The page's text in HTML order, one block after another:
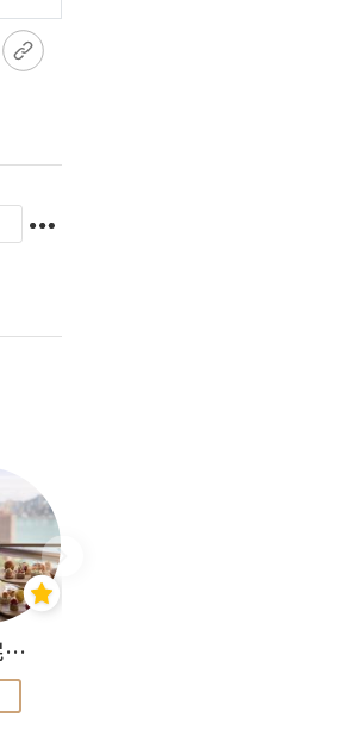
✾達芬妮•愛孩子•愛生活✾